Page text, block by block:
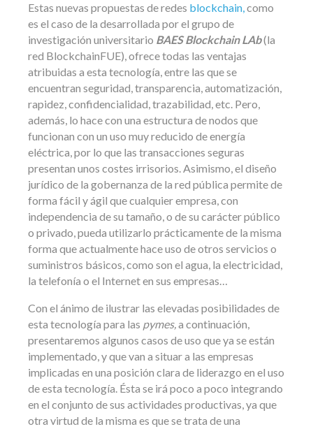
Estas nuevas propuestas de redes blockchain,como
es el caso de la desarrollada por el grupo de
investigación universitario BAES Blockchain LAb(la
red BlockchainFUE), ofrece todas las ventajas
atribuidas a esta tecnología, entre las que se
encuentran seguridad, transparencia, automatización,
rapidez, confidencialidad, trazabilidad, etc. Pero,
además, lo hace con una estructura de nodos que
funcionan con un uso muy reducido de energía
eléctrica, por lo que las transacciones seguras
presentan unos costes irrisorios. Asimismo, el diseño
jurídico de la gobernanza de la red pública permite de
forma fácil y ágil que cualquier empresa, con
independencia de su tamaño, o de su carácter público
o privado, pueda utilizarlo prácticamente de la misma
forma que actualmente hace uso de otros servicios o
suministros básicos, como son el agua, la electricidad,
la telefonía o el Internet en sus empresas…
Con el ánimo de ilustrar las elevadas posibilidades de
esta tecnología para las pymes,a continuación,
presentaremos algunos casos de uso que ya se están
implementado, y que van a situar a las empresas
implicadas en una posición clara de liderazgo en el uso
de esta tecnología. Ésta se irá poco a poco integrando
en el conjunto de sus actividades productivas, ya que
otra virtud de la misma es que se trata de una